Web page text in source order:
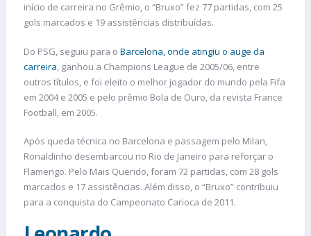
início de carreira no Grêmio, o “Bruxo” fez 77 partidas, com 25
gols marcados e 19 assistências distribuídas.
Do PSG, seguiu para o Barcelona, onde atingiu o auge da
carreira, ganhou a Champions League de 2005/06, entre
outros títulos, e foi eleito o melhor jogador do mundo pela Fifa
em 2004 e 2005 e pelo prêmio Bola de Ouro, da revista France
Football, em 2005.
Após queda técnica no Barcelona e passagem pelo Milan,
Ronaldinho desembarcou no Rio de Janeiro para reforçar o
Flamengo. Pelo Mais Querido, foram 72 partidas, com 28 gols
marcados e 17 assistências. Além disso, o “Bruxo” contribuiu
para a conquista do Campeonato Carioca de 2011.